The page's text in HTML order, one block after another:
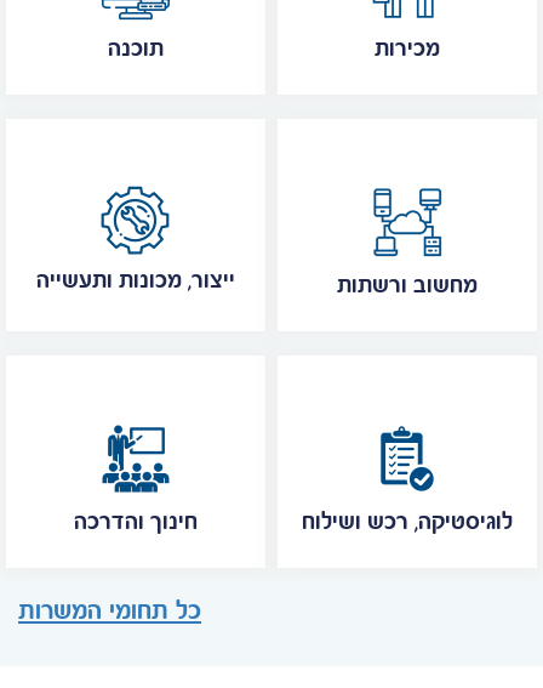
תוכנה מכירות
ייצור, מכונות ותעשייה מחשוב ורשתות
חינוך והדרכה לוגיסטיקה, רכש ושילוח
כל תחומי המשרות